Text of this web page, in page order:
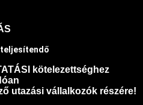
teljesítendő
kötelezettséghez
utazási vállalkozók részére!